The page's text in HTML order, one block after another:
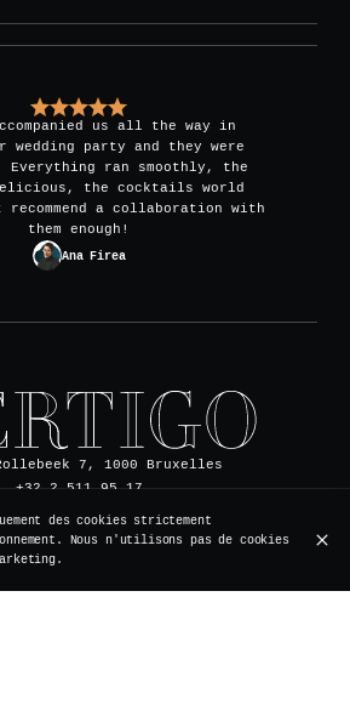
us all the way in
wedding party and they were
Everything ran smoothly, the
the cocktails world
recommend a collaboration with
them enough!
Ana Firea
7, 1000 Bruxelles
+32 2 511 95 17
des cookies strictement
Nous n'utilisons pas de cookies